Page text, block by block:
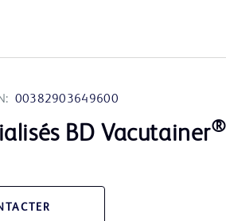
00382903649600
BD Vacutainer®